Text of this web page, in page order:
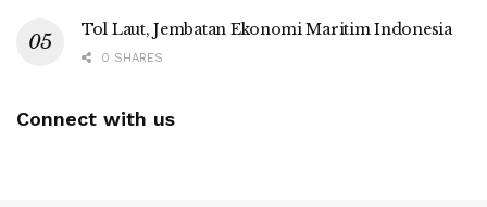
Tol Laut, Jembatan Ekonomi Maritim Indonesia
0 SHARES
Connect with us